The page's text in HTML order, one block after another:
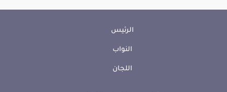
الرئيس
النواب
اللجان